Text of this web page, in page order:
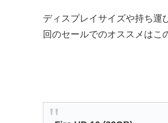
ディスプレイサイズや持ち運
回のセールでのオススメはこ